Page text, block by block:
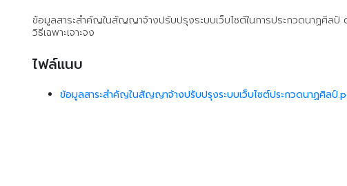
ข้อมูลสาระสำคัญในสัญญาจ้างปรับปรุงระบบเว็บไซต์ในการประกวดนาฏศิ
วิธีเฉพาะเจาะจง
ไฟล์แนบ
ข้อมูลสาระสำคัญในสัญญาจ้างปรับปรุงระบบเว็บไซต์ประกวดนาฏศิลป์